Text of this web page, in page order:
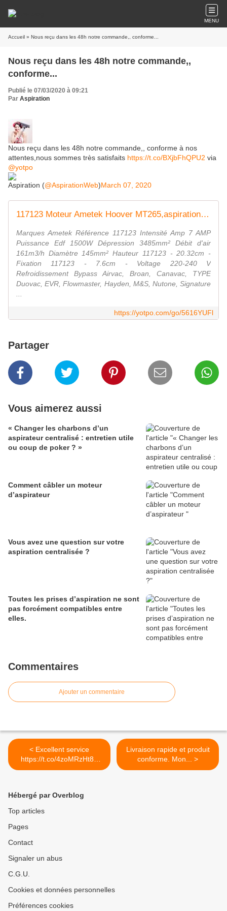
MENU
Accueil » Nous reçu dans les 48h notre commande,, conforme...
Nous reçu dans les 48h notre commande,,
conforme...
Publié le 07/03/2020 à 09:21
Par Aspiration
Nous reçu dans les 48h notre commande,, conforme à nos
attentes,nous sommes très satisfaits https://t.co/BXjbFhQPU2 via
@yotpo
Aspiration (@AspirationWeb)March 07, 2020
117123 Moteur Ametek Hoover MT265,aspiration centralisée Moteur hoover
Marques Ametek Référence 117123 Intensité Amp 7 AMP
Puissance Edf 1500W Dépression 3485mm² Débit d'air
161m3/h Diamètre 145mm² Hauteur 117123 - 20.32cm -
Fixation 117123 - 7.6cm - Voltage 220-240 V
Refroidissement Bypass Airvac, Broan, Canavac, TYPE
Duovac, EVR, Flowmaster, Hayden, M&S, Nutone, Signature
https://yotpo.com/go/5616YUFl
Partager
Vous aimerez aussi
« Changer les charbons d’un
aspirateur centralisé : entretien utile
ou coup de poker ? »
Comment câbler un moteur
d’aspirateur
Vous avez une question sur votre
aspiration centralisée ?
Toutes les prises d’aspiration ne sont
pas forcément compatibles entre
elles.
Commentaires
Ajouter un commentaire
< Excellent service
https://t.co/4zoMRzHt89
via...
Livraison rapide et produit
conforme. Mon... >
Hébergé par Overblog
Top articles
Pages
Contact
Signaler un abus
C.G.U.
Cookies et données personnelles
Préférences cookies